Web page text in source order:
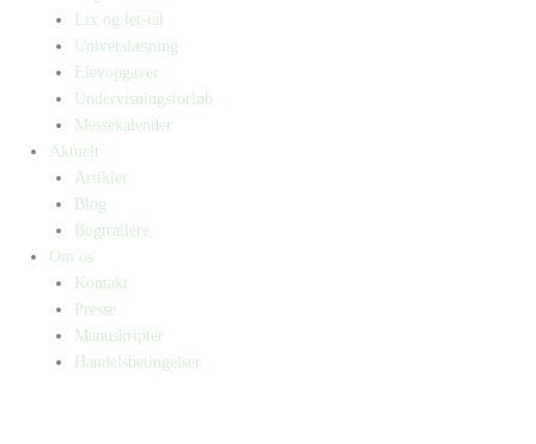
Lix og let-tal
Universlæsning
Elevopgaver
Undervisningsforløb
Messekalender
Aktuelt
Artikler
Blog
Bogtrailere
Om os
Kontakt
Presse
Manuskripter
Handelsbetingelser